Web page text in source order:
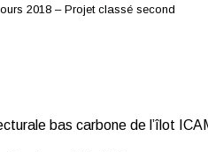
2018 – Projet classé second
bas carbone de l’îlot